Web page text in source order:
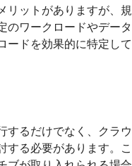
リットがありますが、
のワークロードやデー
ドを効果的に特定し
するだけでなく、クラ
する必要があります。